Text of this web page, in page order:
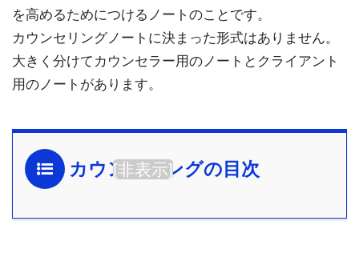
を高めるためにつけるノートのことです。
カウンセリングノートに決まった形式はありません。
大きく分けてカウンセラー用のノートとクライアント
用のノートがあります。
カウンセリングの目次
[非表示]